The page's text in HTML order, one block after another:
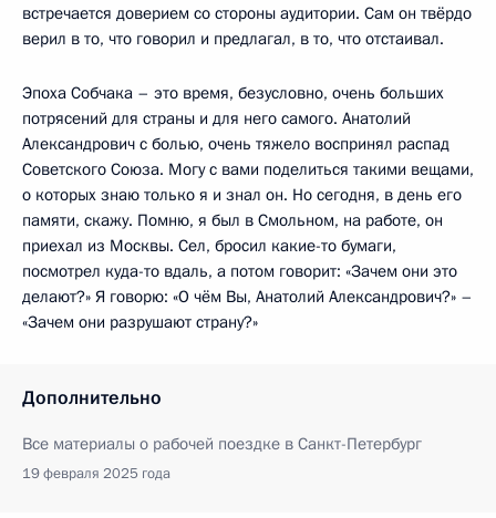
встречается доверием со стороны аудитории. Сам он твёрдо
верил в то, что говорил и предлагал, в то, что отстаивал.
Эпоха Собчака – это время, безусловно, очень больших
потрясений для страны и для него самого. Анатолий
Александрович с болью, очень тяжело воспринял распад
Советского Союза. Могу с вами поделиться такими вещами,
о которых знаю только я и знал он. Но сегодня, в день его
памяти, скажу. Помню, я был в Смольном, на работе, он
приехал из Москвы. Сел, бросил какие-то бумаги,
посмотрел куда-то вдаль, а потом говорит: «Зачем они это
делают?» Я говорю: «О чём Вы, Анатолий Александрович?» –
«Зачем они разрушают страну?»
Дополнительно
Все материалы о рабочей поездке в Санкт-Петербург
19 февраля 2025 года